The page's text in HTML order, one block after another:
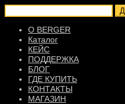
О BERGER
Каталог
КЕЙС
ПОДДЕРЖКА
БЛОГ
ГДЕ КУПИТЬ
КОНТАКТЫ
МАГАЗИН